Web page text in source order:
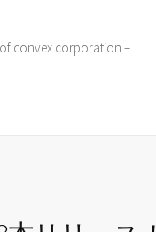
convex corporation –